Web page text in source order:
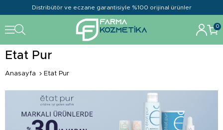
Distribütör ve eczane garantisiyle %100 orijinal ürünler
0
Etat Pur
Anasayfa Etat Pur